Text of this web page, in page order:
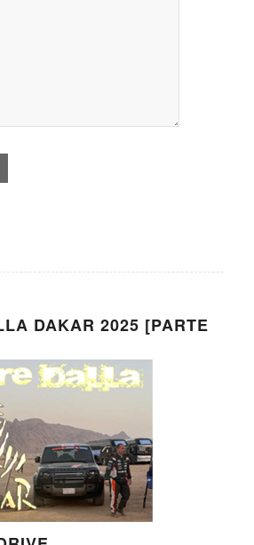
DAKAR 2025 [PARTE